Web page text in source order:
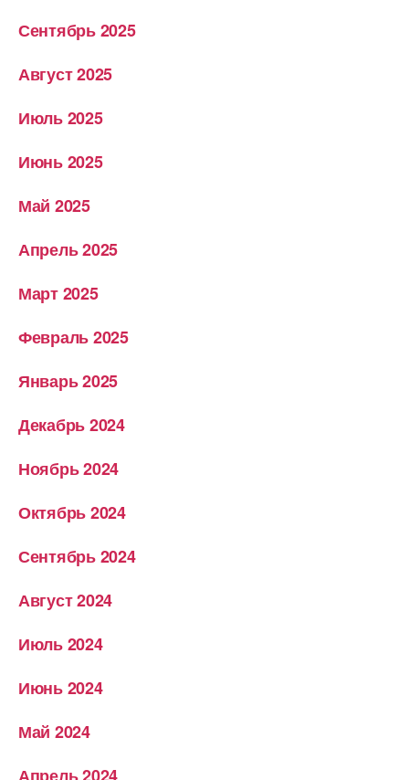
Сентябрь 2025
Август 2025
Июль 2025
Июнь 2025
Май 2025
Апрель 2025
Март 2025
Февраль 2025
Январь 2025
Декабрь 2024
Ноябрь 2024
Октябрь 2024
Сентябрь 2024
Август 2024
Июль 2024
Июнь 2024
Май 2024